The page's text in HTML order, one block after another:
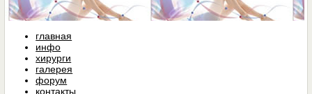
главная
инфо
хирурги
галерея
форум
контакты